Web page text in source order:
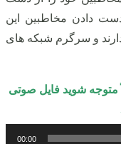
دادن مخاطبین این
و سرگرم شبکه‌ های
شوید فایل صوتی
00:00